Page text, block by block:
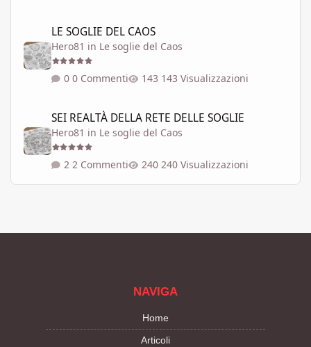
LE SOGLIE DEL CAOS
Hero81 in Le soglie del Caos
0 Commenti 143 Visualizzazioni
SEI REALTÀ DELLA RETE DELLE SOGLIE
Hero81 in Le soglie del Caos
2 Commenti 240 Visualizzazioni
NAVIGA
Home
Articoli